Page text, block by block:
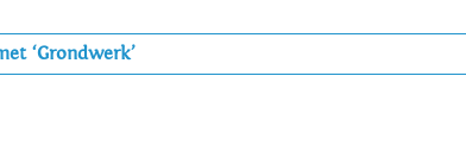
‘Grondwerk’